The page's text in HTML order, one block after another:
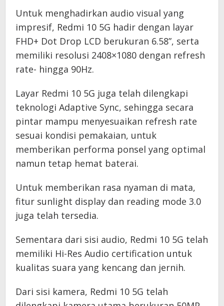
Untuk menghadirkan audio visual yang
impresif, Redmi 10 5G hadir dengan layar
FHD+ Dot Drop LCD berukuran 6.58”, serta
memiliki resolusi 2408×1080 dengan refresh
rate- hingga 90Hz.
Layar Redmi 10 5G juga telah dilengkapi
teknologi Adaptive Sync, sehingga secara
pintar mampu menyesuaikan refresh rate
sesuai kondisi pemakaian, untuk
memberikan performa ponsel yang optimal
namun tetap hemat baterai.
Untuk memberikan rasa nyaman di mata,
fitur sunlight display dan reading mode 3.0
juga telah tersedia.
Sementara dari sisi audio, Redmi 10 5G telah
memiliki Hi-Res Audio certification untuk
kualitas suara yang kencang dan jernih.
Dari sisi kamera, Redmi 10 5G telah